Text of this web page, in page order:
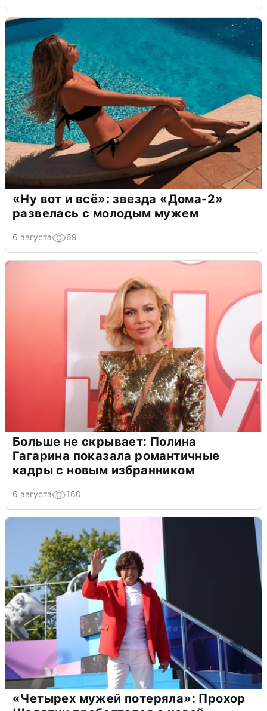
«Ну вот и всё»: звезда «Дома-2»
развелась с молодым мужем
6 августа 69
Больше не скрывает: Полина
Гагарина показала романтичные
кадры с новым избранником
6 августа 160
«Четырех мужей потеряла»: Прохор